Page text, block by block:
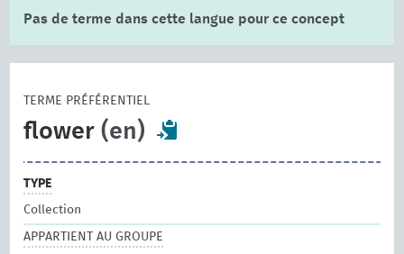
recherche
Pas de terme dans cette langue pour ce concept
TERME PRÉFÉRENTIEL
flower (en)
TYPE
Collection
APPARTIENT AU GROUPE